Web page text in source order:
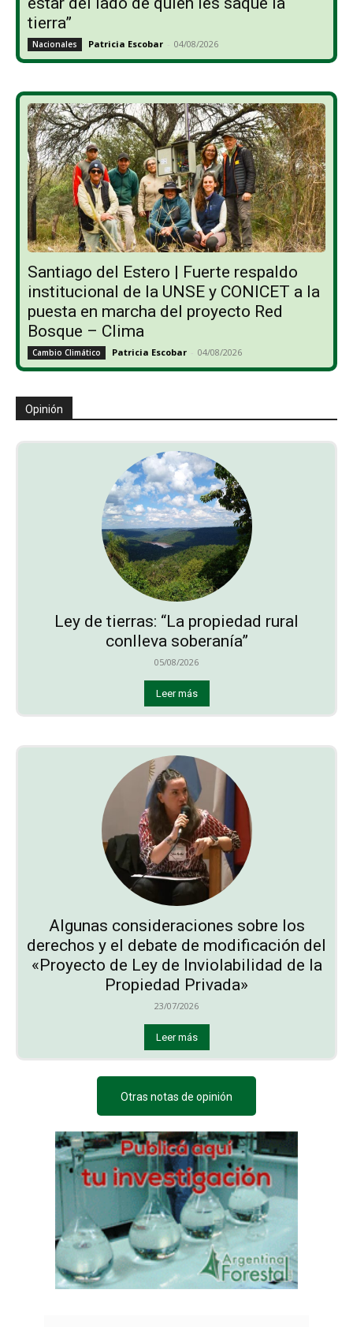
tierra”
Nacionales Patricia Escobar - 04/08/2026
Santiago del Estero | Fuerte respaldo
institucional de la UNSE y CONICET a la
puesta en marcha del proyecto Red
Bosque – Clima
Cambio Climático Patricia Escobar - 04/08/2026
Opinión
Ley de tierras: “La propiedad rural
conlleva soberanía”
05/08/2026
Leer más
Algunas consideraciones sobre los
derechos y el debate de modificación del
«Proyecto de Ley de Inviolabilidad de la
Propiedad Privada»
23/07/2026
Leer más
Otras notas de opinión